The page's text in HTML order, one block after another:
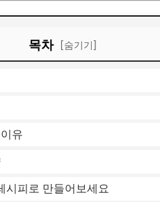
목차 [숨기기]
유
시피로 만들어보세요